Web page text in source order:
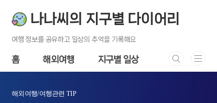
나나씨의 지구별 다이어리
여행 정보를 공유하고 일상의 추억을 기록해요
홈 해외여행 지구별 일상
해외여행/여행관련 TIP